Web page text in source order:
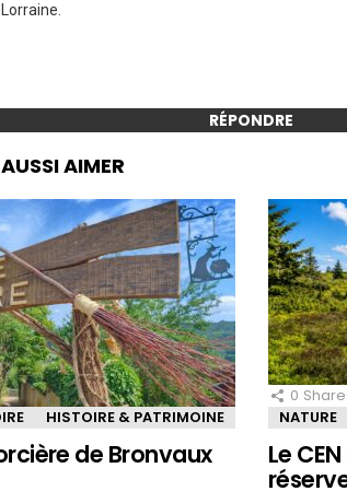
Lorraine.
RÉPONDRE
AIMER
HISTOIRE & PATRIMOINE
de Bronvaux
0
NATURE
Le